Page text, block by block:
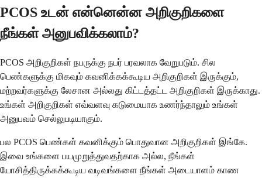
PCOS உடன் என்னென்ன அறிகுறிகளை
நீங்கள் அனுபவிக்கலாம்?
PCOS அறிகுறிகள் நபருக்கு நபர் பரவலாக வேறுபடும். சில
பெண்களுக்கு மிகவும் கவனிக்கக்கூடிய அறிகுறிகள் இருக்கும்,
மற்றவர்களுக்கு லேசான அல்லது கிட்டத்தட்ட அறிகுறிகள் இருக்காது.
உங்கள் அறிகுறிகள் எவ்வளவு கடுமையாக உணர்ந்தாலும் உங்கள்
அனுபவம் செல்லுபடியாகும்.
பல PCOS பெண்கள் கவனிக்கும் பொதுவான அறிகுறிகள் இங்கே.
இவை உங்களை பயமுறுத்துவதற்காக அல்ல, நீங்கள்
யோசித்திருக்கக்கூடிய வடிவங்களை நீங்கள் அடையாளம் காண